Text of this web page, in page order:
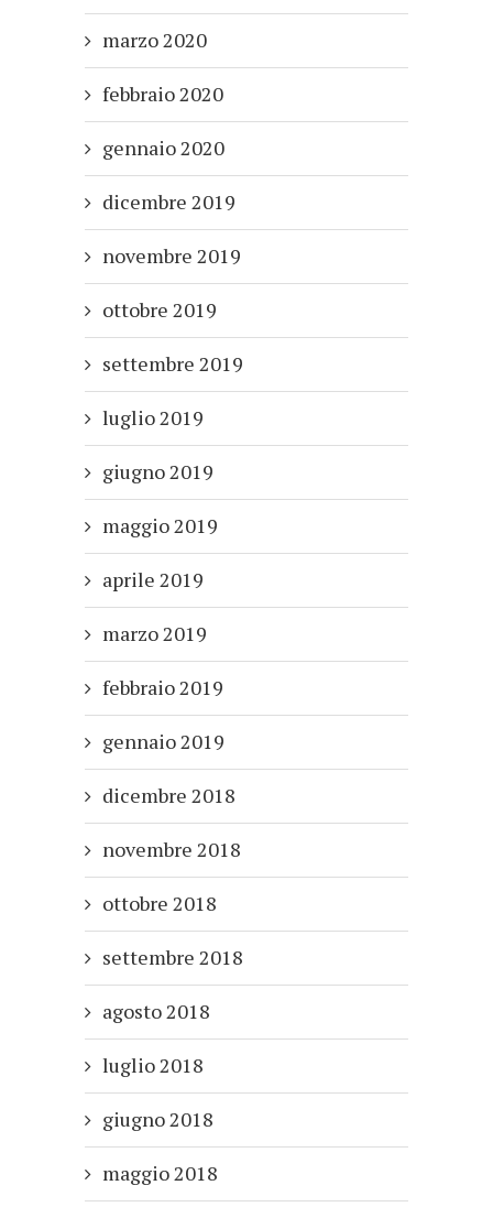
marzo 2020
febbraio 2020
gennaio 2020
dicembre 2019
novembre 2019
ottobre 2019
settembre 2019
luglio 2019
giugno 2019
maggio 2019
aprile 2019
marzo 2019
febbraio 2019
gennaio 2019
dicembre 2018
novembre 2018
ottobre 2018
settembre 2018
agosto 2018
luglio 2018
giugno 2018
maggio 2018